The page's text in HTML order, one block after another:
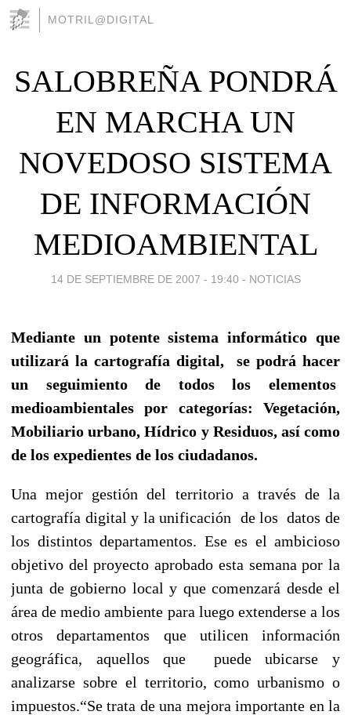
MOTRIL@DIGITAL
SALOBREÑA PONDRÁ
EN MARCHA UN
NOVEDOSO SISTEMA
DE INFORMACIÓN
MEDIOAMBIENTAL
14 DE SEPTIEMBRE DE 2007 - 19:40 - NOTICIAS
Mediante un potente sistema informático que
utilizará la cartografía digital,
se podrá hacer
un seguimiento de todos los elementos
medioambientales por categorías: Vegetación,
Mobiliario urbano, Hídrico y Residuos, así como
de los expedientes de los ciudadanos.
Una mejor gestión del territorio a través de la
cartografía digital y la unificación de los datos de
los distintos departamentos. Ese es el ambicioso
objetivo del proyecto aprobado esta semana por la
junta de gobierno local y que comenzará desde el
área de medio ambiente para luego extenderse a los
otros departamentos que utilicen información
geográfica, aquellos que
puede ubicarse y
analizarse sobre el territorio, como urbanismo o
impuestos.“Se trata de una mejora importante en la